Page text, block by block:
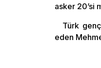
asker 20’si
Türk
eden